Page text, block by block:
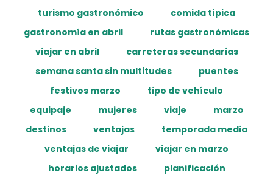
turismo gastronómico
comida típica
gastronomía en abril
rutas gastronómicas
viajar en abril
carreteras secundarias
semana santa sin multitudes
puentes
festivos marzo
tipo de vehículo
equipaje
mujeres viaje
marzo
destinos
ventajas
temporada media
ventajas de viajar
viajar en marzo
horarios ajustados
planificación